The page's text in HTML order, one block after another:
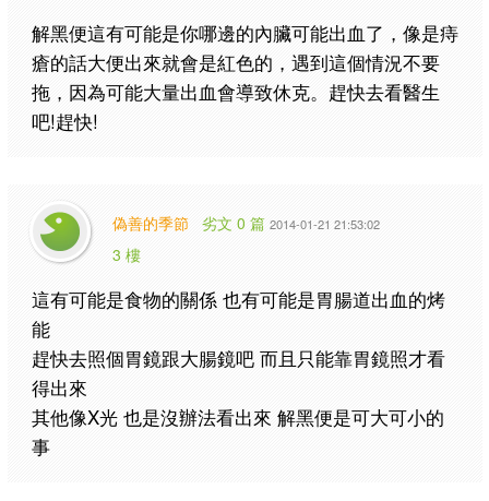
解黑便這有可能是你哪邊的內臟可能出血了，像是痔
瘡的話大便出來就會是紅色的，遇到這個情況不要
拖，因為可能大量出血會導致休克。趕快去看醫生
吧!趕快!
偽善的季節 劣文 0 篇 2014-01-21 21:53:02
3 樓
這有可能是食物的關係 也有可能是胃腸道出血的烤
能
趕快去照個胃鏡跟大腸鏡吧 而且只能靠胃鏡照才看
得出來
其他像X光 也是沒辦法看出來 解黑便是可大可小的
事